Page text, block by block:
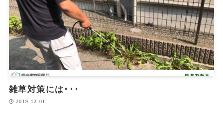
雑草対策には･･･
2019.12.01